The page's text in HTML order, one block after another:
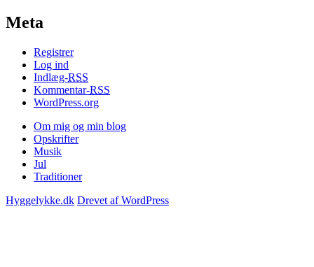
Meta
Registrer
Log ind
Indlæg-RSS
Kommentar-RSS
WordPress.org
Om mig og min blog
Opskrifter
Musik
Jul
Traditioner
Hyggelykke.dk Drevet af WordPress